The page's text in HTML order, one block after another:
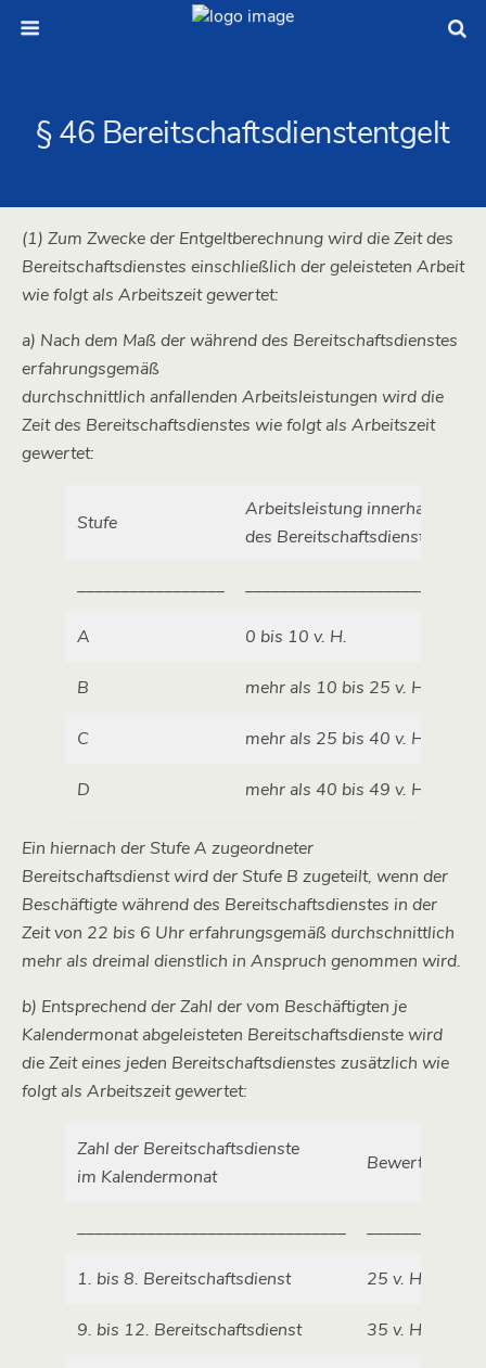
§ 46 Bereitschaftsdienstentgelt
(1) Zum Zwecke der Entgeltberechnung wird die Zeit des
Bereitschaftsdienstes einschließlich der geleisteten Arbeit
wie folgt als Arbeitszeit gewertet:
a) Nach dem Maß der während des Bereitschaftsdienstes
erfahrungsgemäß
durchschnittlich anfallenden Arbeitsleistungen wird die
Zeit des Bereitschaftsdienstes wie folgt als Arbeitszeit
gewertet:
Stufe
Arbeitsleistung innerhalb
des Bereitschaftsdienstes
_________________
A 0 bis 10 v. H.
B mehr als 10 bis 25 v. H.
C mehr als 25 bis 40 v. H.
D mehr als 40 bis 49 v. H.
Ein hiernach der Stufe A zugeordneter
Bereitschaftsdienst wird der Stufe B zugeteilt, wenn der
Beschäftigte während des Bereitschaftsdienstes in der
Zeit von 22 bis 6 Uhr erfahrungsgemäß durchschnittlich
mehr als dreimal dienstlich in Anspruch genommen wird.
b) Entsprechend der Zahl der vom Beschäftigten je
Kalendermonat abgeleisteten Bereitschaftsdienste wird
die Zeit eines jeden Bereitschaftsdienstes zusätzlich wie
folgt als Arbeitszeit gewertet:
Zahl der Bereitschaftsdienste
im Kalendermonat
Bewertung als
_______________________________
1. bis 8. Bereitschaftsdienst 25 v. H.
9. bis 12. Bereitschaftsdienst 35 v. H.